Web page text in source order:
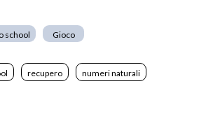
school Gioco
recupero numeri naturali